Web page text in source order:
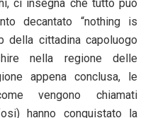
ci insegna che tutto può
decantato “nothing is
della cittadina capoluogo
nella regione delle
appena conclusa, le
vengono chiamati
hanno conquistato la